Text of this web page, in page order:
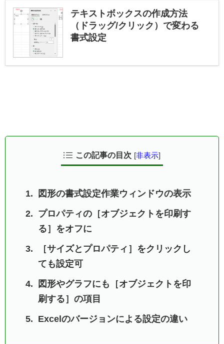
テキストボックスの作成方法
（ドラッグ/クリック）で変わる
書式設定
この記事の目次 [非表示]
図形の書式設定作業ウィンドウの表示
プロパティの［オブジェクトを印刷す
る］をオフに
［サイズとプロパティ］をクリックし
ても設定可
図形やグラフにも［オブジェクトを印
刷する］の項目
Excelのバージョンによる設定の違い